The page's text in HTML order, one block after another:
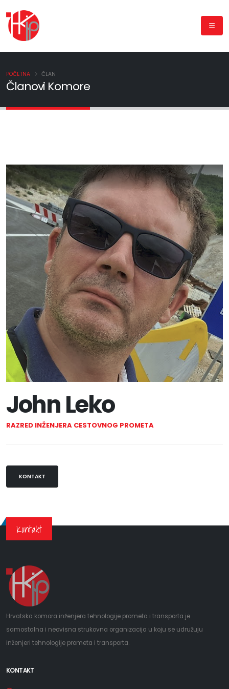
Članovi Komore
POČETNA ČLAN
John Leko
RAZRED INŽENJERA CESTOVNOG PROMETA
KONTAKT
Kontakt
Hrvatska komora inženjera tehnologije prometa i transporta je
samostalna i neovisna strukovna organizacija u koju se udružuju
inženjeri tehnologije prometa i transporta.
KONTAKT